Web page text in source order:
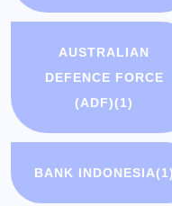
AUSTRALIAN
DEFENCE FORCE
(ADF)(1)
BANK INDONESIA(1)